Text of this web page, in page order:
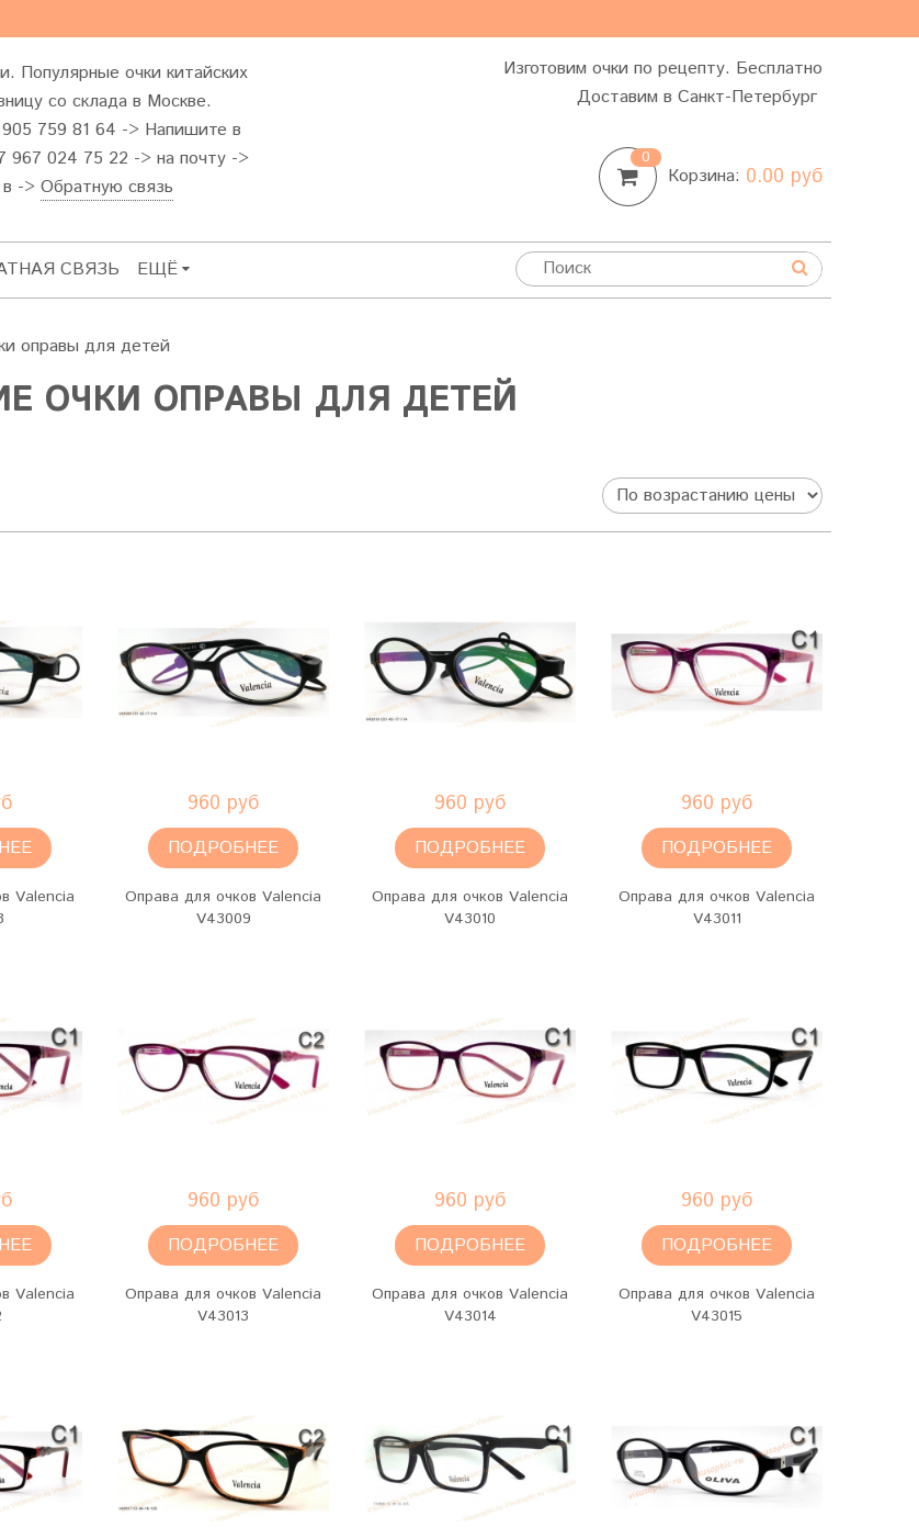
Популярные очки китайских
со склада в Москве.
759 81 64 -> Напишите в
024 75 22 -> на почту ->
-> Обратную связь
Изготовим очки по рецепту. Бесплатно
Доставим в Санкт-Петербург
0
Корзина: 0.00 руб
СВЯЗЬ ЕЩЁ
оправы для детей
ОЧКИ ОПРАВЫ ДЛЯ ДЕТЕЙ
Valencia
960 руб
ПОДРОБНЕЕ
Оправа для очков Valencia
V43009
960 руб
ПОДРОБНЕЕ
Оправа для очков Valencia
V43010
960 руб
ПОДРОБНЕЕ
Оправа для очков Valencia
V43011
Valencia
960 руб
ПОДРОБНЕЕ
Оправа для очков Valencia
V43013
960 руб
ПОДРОБНЕЕ
Оправа для очков Valencia
V43014
960 руб
ПОДРОБНЕЕ
Оправа для очков Valencia
V43015